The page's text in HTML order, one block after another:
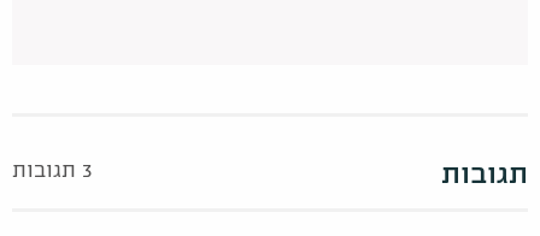
תגובות 3 תגובות